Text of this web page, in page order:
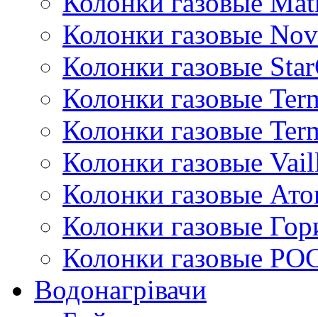
Колонки газовые
Колонки газовые
Колонки газовые
Колонки газовые
Колонки газовые
Колонки газовые
Колонки газовые
Колонки газовые
Водонагрівачи